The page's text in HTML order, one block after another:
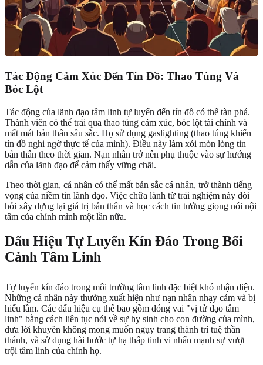
Tác Động Cảm Xúc Đến Tín Đồ: Thao Túng Và
Bóc Lột
Tác động của lãnh đạo tâm linh tự luyến đến tín đồ có thể tàn phá.
Thành viên có thể trải qua thao túng cảm xúc, bóc lột tài chính và
mất mát bản thân sâu sắc. Họ sử dụng gaslighting (thao túng khiến
tín đồ nghi ngờ thực tế của mình). Điều này làm xói mòn lòng tin
bản thân theo thời gian. Nạn nhân trở nên phụ thuộc vào sự hướng
dẫn của lãnh đạo để cảm thấy vững chãi.
Theo thời gian, cá nhân có thể mất bản sắc cá nhân, trở thành tiếng
vọng của niềm tin lãnh đạo. Việc chữa lành từ trải nghiệm này đòi
hỏi xây dựng lại giá trị bản thân và học cách tin tưởng giọng nói nội
tâm của chính mình một lần nữa.
Dấu Hiệu Tự Luyến Kín Đáo Trong Bối
Cảnh Tâm Linh
Tự luyến kín đáo trong môi trường tâm linh đặc biệt khó nhận diện.
Những cá nhân này thường xuất hiện như nạn nhân nhạy cảm và bị
hiểu lầm. Các dấu hiệu cụ thể bao gồm đóng vai "vị tử đạo tâm
linh" bằng cách liên tục nói về sự hy sinh cho con đường của mình,
đưa lời khuyên không mong muốn ngụy trang thành trí tuệ thần
thánh, và sử dụng hài hước tự hạ thấp tinh vi nhấn mạnh sự vượt
trội tâm linh của chính họ.